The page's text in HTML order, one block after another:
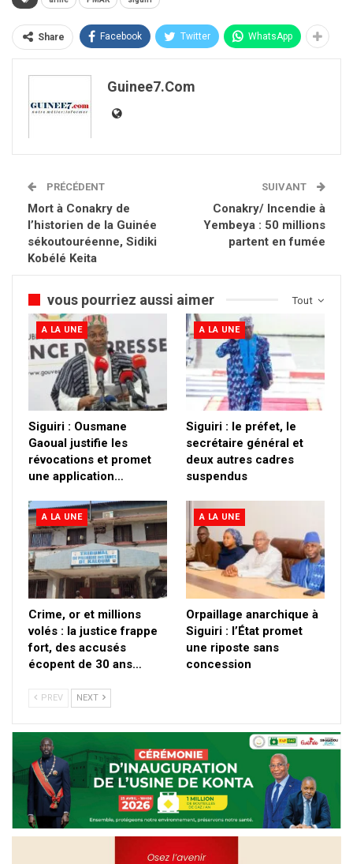
Share Facebook Twitter WhatsApp
Guinee7.com
PRÉCÉDENT
Mort à Conakry de
l’historien de la Guinée
sékoutouréenne, Sidiki
Kobélé Keita
SUIVANT
Conakry/ Incendie à
Yembeya : 50 millions
partent en fumée
Tout
vous pourriez aussi aimer
A LA UNE
Siguiri : Ousmane
Gaoual justifie les
révocations et promet
une application…
A LA UNE
Siguiri : le préfet, le
secrétaire général et
deux autres cadres
suspendus
A LA UNE
Crime, or et millions
volés : la justice frappe
fort, des accusés
écopent de 30 ans…
A LA UNE
Orpaillage anarchique à
Siguiri : l’État promet
une riposte sans
concession
PREV NEXT